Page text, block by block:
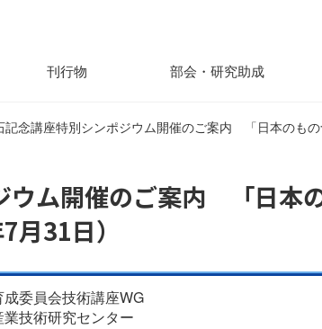
刊行物 部会・研究助成
記念講座特別シンポジウム開催のご案内 「日本のも
ウム開催のご案内 「日本
31日）
委員会技術講座WG
技術研究センター